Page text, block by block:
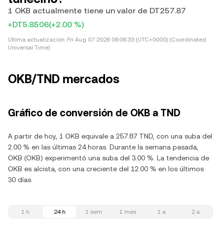
1 OKB actualmente tiene un valor de DT257.87
+DT5.8506(+2.00 %)
Última actualización: Fri Aug 07 2026 06:06:33 (UTC+0000) (Coordinated
Universal Time)
OKB/TND mercados
Gráfico de conversión de OKB a TND
A partir de hoy, 1 OKB equivale a 257.87 TND, con una suba del
2.00 % en las últimas 24 horas. Durante la semana pasada,
OKB (OKB) experimentó una suba del 3.00 %. La tendencia de
OKB es alcista, con una creciente del 12.00 % en los últimos
30 días.
1 h 24 h 1 sem 1 mes 1 a 2 a